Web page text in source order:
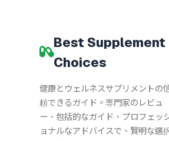
Best Supplement
Choices
健康とウェルネスサプリメントの
頼できるガイド。専門家のレビュ
ー、包括的なガイド、プロフェッ
ョナルなアドバイスで、賢明な選